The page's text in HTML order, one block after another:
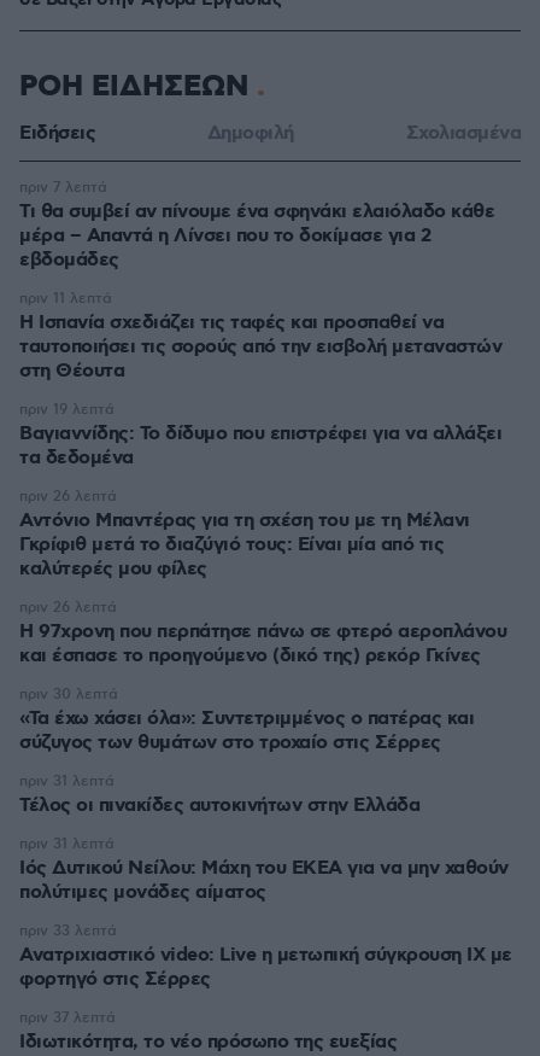
ΡΟΗ ΕΙΔΗΣΕΩΝ
Ειδήσεις Δημοφιλή Σχολιασμένα
Τι θα συμβεί αν πίνουμε ένα σφηνάκι ελαιόλαδο κάθε
μέρα – Απαντά η Λίνσει που το δοκίμασε για 2
εβδομάδες
πριν 7 λεπτά
Η Ισπανία σχεδιάζει τις ταφές και προσπαθεί να
ταυτοποιήσει τις σορούς από την εισβολή μεταναστών
στη Θέουτα
πριν 11 λεπτά
Βαγιαννίδης: Το δίδυμο που επιστρέφει για να αλλάξει
τα δεδομένα
πριν 19 λεπτά
Αντόνιο Μπαντέρας για τη σχέση του με τη Μέλανι
Γκρίφιθ μετά το διαζύγιό τους: Είναι μία από τις
καλύτερές μου φίλες
πριν 26 λεπτά
Η 97χρονη που περπάτησε πάνω σε φτερό αεροπλάνου
και έσπασε το προηγούμενο (δικό της) ρεκόρ Γκίνες
πριν 26 λεπτά
«Τα έχω χάσει όλα»: Συντετριμμένος ο πατέρας και
σύζυγος των θυμάτων στο τροχαίο στις Σέρρες
πριν 30 λεπτά
Τέλος οι πινακίδες αυτοκινήτων στην Ελλάδα
πριν 31 λεπτά
Ιός Δυτικού Νείλου: Μάχη του ΕΚΕΑ για να μην χαθούν
πολύτιμες μονάδες αίματος
πριν 31 λεπτά
Ανατριχιαστικό video: Live η μετωπική σύγκρουση ΙΧ με
φορτηγό στις Σέρρες
πριν 33 λεπτά
Ιδιωτικότητα, το νέο πρόσωπο της ευεξίας
πριν 37 λεπτά